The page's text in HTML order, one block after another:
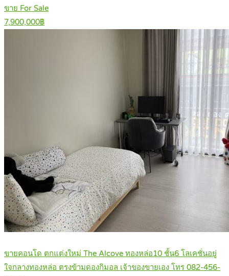
ขาย For Sale
7,900,000฿
ขายคอนโด ตกแต่งใหม่ The Alcove ทองหล่อ10 ชั้น6 โลเคชั่นอยู่
ใจกลางทองหล่อ ตรงข้ามดองกิมอล เจ้าของขายเอง โทร 082-456-